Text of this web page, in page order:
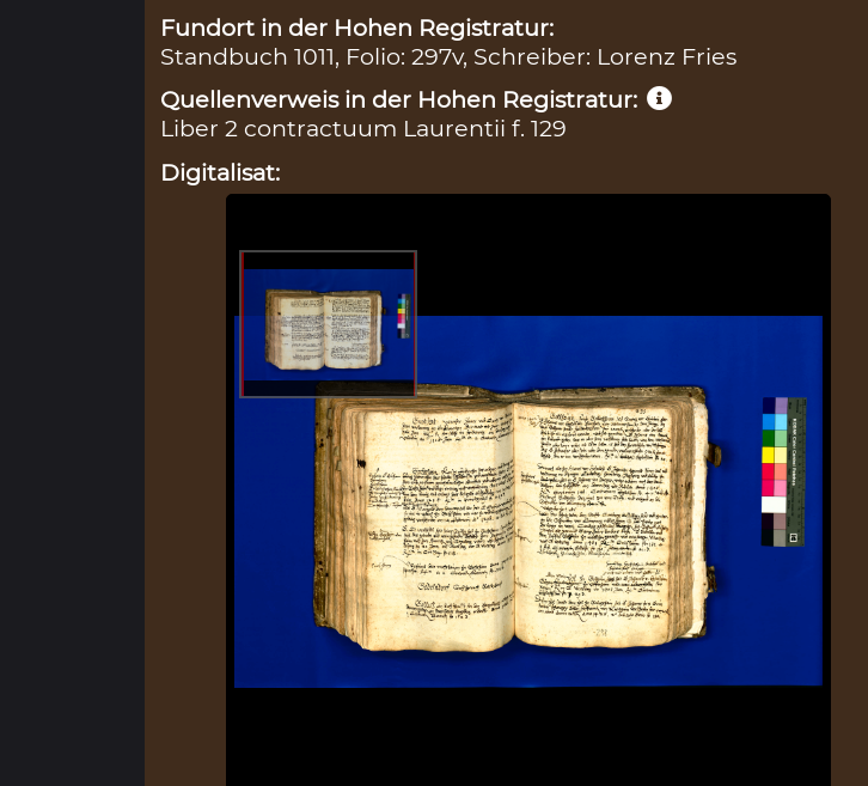
Fundort in der Hohen Registratur:
Standbuch 1011, Folio: 297v, Schreiber: Lorenz Fries
Quellenverweis in der Hohen Registratur:
Liber 2 contractuum Laurentii f. 129
Digitalisat: